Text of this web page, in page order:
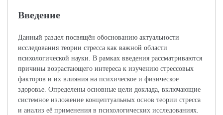
Введение
Данный раздел посвящён обоснованию актуальности
исследования теории стресса как важной области
психологической науки. В рамках введения рассматриваются
причины возрастающего интереса к изучению стрессовых
факторов и их влияния на психическое и физическое
здоровье. Определены основные цели доклада, включающие
системное изложение концептуальных основ теории стресса
и анализ её применения в психологических исследованиях.